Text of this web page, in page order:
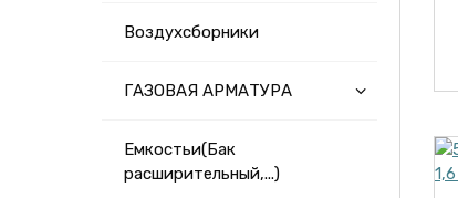
Воздухсборники
ГАЗОВАЯ АРМАТУРА
Емкостьи(Бак
расширительный,...)